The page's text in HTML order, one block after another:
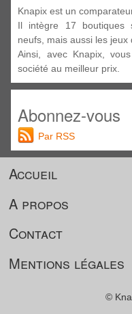
Knapix est un
Il intègre 17 boutiques
neufs, mais aussi les jeux
Ainsi, avec Knapix,
société au meilleur prix.
Abonnez-vous
Par RSS
Accueil
A propos
Contact
Mentions légales
©